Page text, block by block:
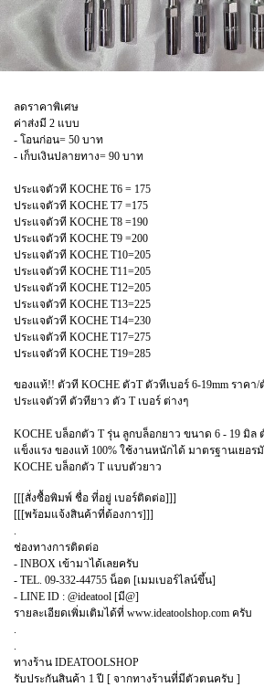
ลดราคาพิเศษ
ค่าส่งมี 2 แบบ
- โอนก่อน= 50 บาท
- เก็บเงินปลายทาง= 90 บาท
ประแจตัวที KOCHE T6 = 175
ประแจตัวที KOCHE T7 =175
ประแจตัวที KOCHE T8 =190
ประแจตัวที KOCHE T9 =200
ประแจตัวที KOCHE T10=205
ประแจตัวที KOCHE T11=205
ประแจตัวที KOCHE T12=205
ประแจตัวที KOCHE T13=225
ประแจตัวที KOCHE T14=230
ประแจตัวที KOCHE T17=275
ประแจตัวที KOCHE T19=285
ของแท้!! ตัวที KOCHE ตัวT ตัวทีเบอร์ 6-19mm ราค
ประแจตัวที ตัวทียาว ตัว T เบอร์ ต่างๆ
KOCHE บล็อกตัว T รุ่น ลูกบล็อกยาว ขนาด 6 - 19 มิล
แข็งแรง ของแท้ 100% ใช้งานหนักได้ มาตรฐานเยอร
KOCHE บล็อกตัว T แบบตัวยาว
[[[สั่งซื้อพิมพ์ ชื่อ ที่อยู่ เบอร์ติดต่อ]]]
[[[พร้อมแจ้งสินค้าที่ต้องการ]]]
ช่องทางการติดต่อ
- INBOX เข้ามาได้เลยครับ
- TEL. 09-332-44755 น็อต [เมมเบอร์ไลน์ขึ้น]
- LINE ID : @ideatool [มี@]
รายละเอียดเพิ่มเติมได้ที่ www.ideatoolshop.com ครับ
ทางร้าน IDEATOOLSHOP
รับประกันสินค้า 1 ปี [ จากทางร้านที่มีตัวตนครับ ]